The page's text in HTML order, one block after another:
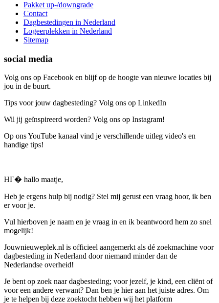
Pakket up-/downgrade
Contact
Dagbestedingen in Nederland
Logeerplekken in Nederland
Sitemap
social media
Volg ons op Facebook en blijf op de hoogte van nieuwe locaties bij
jou in de buurt.
Tips voor jouw dagbesteding? Volg ons op LinkedIn
Wil jij geïnspireerd worden? Volg ons op Instagram!
Op ons YouTube kanaal vind je verschillende uitleg video's en
handige tips!
HГ� hallo maatje,
Heb je ergens hulp bij nodig? Stel mij gerust een vraag hoor, ik ben
er voor je.
Vul hierboven je naam en je vraag in en ik beantwoord hem zo snel
mogelijk!
Jouwnieuweplek.nl is officieel aangemerkt als dé zoekmachine voor
dagbesteding in Nederland door niemand minder dan de
Nederlandse overheid!
Je bent op zoek naar dagbesteding; voor jezelf, je kind, een cliënt of
voor een andere verwant? Dan ben je hier aan het juiste adres. Om
je te helpen bij deze zoektocht hebben wij het platform